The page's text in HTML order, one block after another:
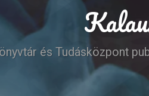
és Tudásközpont